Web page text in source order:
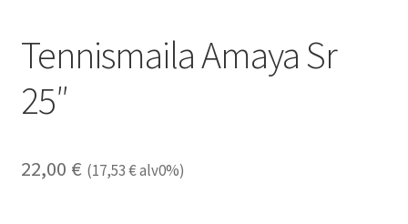
Tennismaila Amaya Sr
25″
22,00 € (17,53€alv0%)